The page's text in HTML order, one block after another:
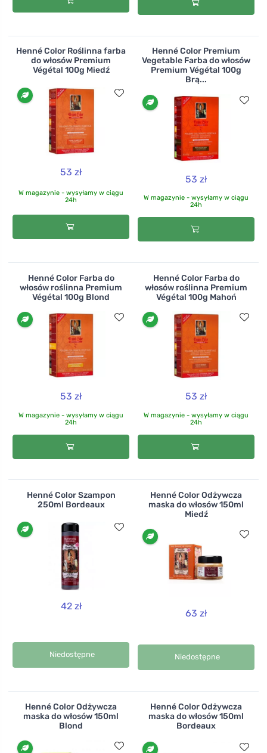
Henné Color Roślinna farba
do włosów Premium
Végétal 100g Miedź
53 zł
W magazynie - wysyłamy w ciągu
24h
Henné Color Premium
Vegetable Farba do włosów
Premium Végétal 100g
Brą...
53 zł
W magazynie - wysyłamy w ciągu
24h
Henné Color Farba do
włosów roślinna Premium
Végétal 100g Blond
53 zł
W magazynie - wysyłamy w ciągu
24h
Henné Color Farba do
włosów roślinna Premium
Végétal 100g Mahoń
53 zł
W magazynie - wysyłamy w ciągu
24h
Henné Color Szampon
250ml Bordeaux
42 zł
Niedostępne
Henné Color Odżywcza
maska do włosów 150ml
Miedź
63 zł
Niedostępne
Henné Color Odżywcza
maska do włosów 150ml
Blond
Henné Color Odżywcza
maska do włosów 150ml
Bordeaux